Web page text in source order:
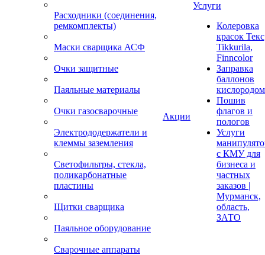
Расходники (соединения,
ремкомплекты)
Маски сварщика АСФ
Очки защитные
Паяльные материалы
Очки газосварочные
Электрододержатели и
клеммы заземления
Светофильтры, стекла,
поликарбонатные
пластины
Щитки сварщика
Паяльное оборудование
Сварочные аппараты
Акции
Услуги
Колеровка
красок
Tikkurila,
Finncolor
Заправка
баллонов
кислородом
Пошив
флагов и
пологов
Услуги
с КМУ для
бизнеса и
частных
заказов |
Мурманск,
область,
ЗАТО